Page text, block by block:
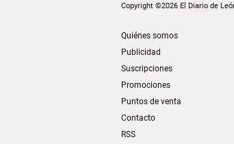
Copyright ©2026 El Diario de
Quiénes somos
Publicidad
Suscripciones
Promociones
Puntos de venta
Contacto
RSS